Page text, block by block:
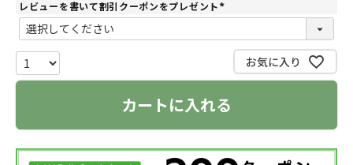
レビューを書いて割引クーポンをプレゼント
(
)
お気に入り
カートに入れる